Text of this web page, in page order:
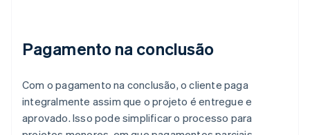
Pagamento na conclusão
Com o pagamento na conclusão, o cliente paga
integralmente assim que o projeto é entregue e
aprovado. Isso pode simplificar o processo para